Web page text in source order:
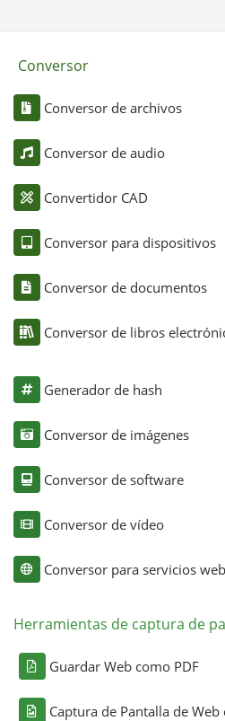
Conversor
Conversor de archivos
Conversor de audio
Convertidor CAD
Conversor para dispositivos
Conversor de documentos
Conversor de libros
Generador de hash
Conversor de imágenes
Conversor de software
Conversor de vídeo
Conversor para servicios web
Herramientas de captura de
Guardar Web como PDF
Captura de Pantalla de Web